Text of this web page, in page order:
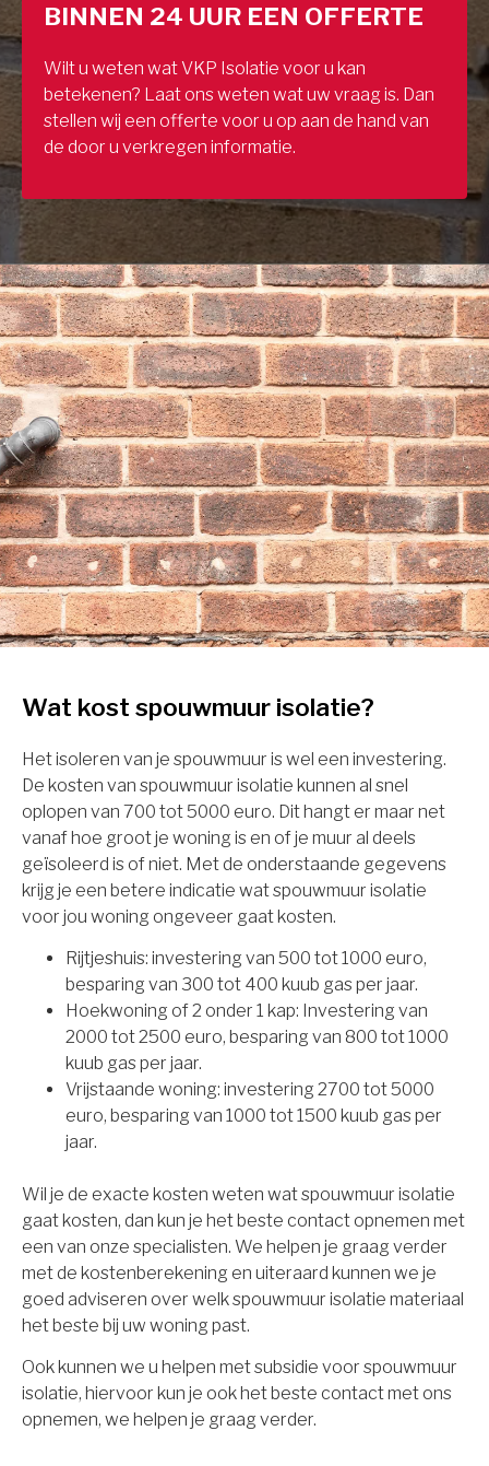
BINNEN 24 UUR EEN OFFERTE
Wilt u weten wat VKP Isolatie voor u kan
betekenen? Laat ons weten wat uw vraag is. Dan
stellen wij een offerte voor u op aan de hand van
de door u verkregen informatie.
Wat kost spouwmuur isolatie?
Het isoleren van je spouwmuur is wel een investering.
De kosten van spouwmuur isolatie kunnen al snel
oplopen van 700 tot 5000 euro. Dit hangt er maar net
vanaf hoe groot je woning is en of je muur al deels
geïsoleerd is of niet. Met de onderstaande gegevens
krijg je een betere indicatie wat spouwmuur isolatie
voor jou woning ongeveer gaat kosten.
Rijtjeshuis: investering van 500 tot 1000 euro,
besparing van 300 tot 400 kuub gas per jaar.
Hoekwoning of 2 onder 1 kap: Investering van
2000 tot 2500 euro, besparing van 800 tot 1000
kuub gas per jaar.
Vrijstaande woning: investering 2700 tot 5000
euro, besparing van 1000 tot 1500 kuub gas per
jaar.
Wil je de exacte kosten weten wat spouwmuur isolatie
gaat kosten, dan kun je het beste contact opnemen met
een van onze specialisten. We helpen je graag verder
met de kostenberekening en uiteraard kunnen we je
goed adviseren over welk spouwmuur isolatie materiaal
het beste bij uw woning past.
Ook kunnen we u helpen met subsidie voor spouwmuur
isolatie, hiervoor kun je ook het beste contact met ons
opnemen, we helpen je graag verder.